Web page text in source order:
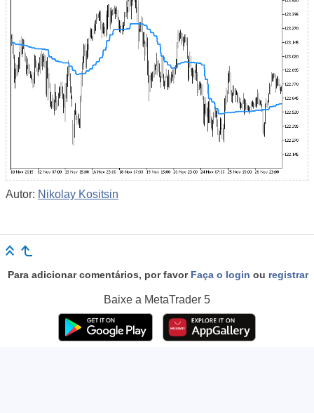
Autor: Nikolay Kositsin
Para adicionar comentários, por favor Faça o login ou registrar
Baixe a MetaTrader 5